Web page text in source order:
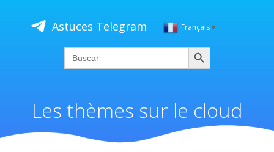
al
contenido
Astuces Telegram Français▼
Search
for:
Buscar
Les thèmes sur le cloud